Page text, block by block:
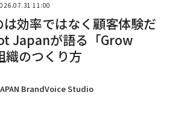
11:00
効率ではなく顧客体験だ
が語る「Grow
のつくり方
BrandVoice Studio